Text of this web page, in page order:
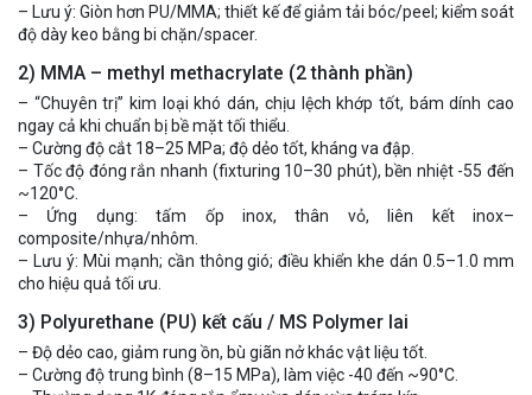
– Lưu ý: Giòn hơn PU/MMA; thiết kế để giảm tải bóc/peel; kiểm soát
độ dày keo bằng bi chặn/spacer.
2) MMA – methyl methacrylate (2 thành phần)
– “Chuyên trị” kim loại khó dán, chịu lệch khớp tốt, bám dính cao
ngay cả khi chuẩn bị bề mặt tối thiểu.
– Cường độ cắt 18–25 MPa; độ dẻo tốt, kháng va đập.
– Tốc độ đóng rắn nhanh (fixturing 10–30 phút), bền nhiệt -55 đến
~120°C.
– Ứng dụng: tấm ốp inox, thân vỏ, liên kết inox–
composite/nhựa/nhôm.
– Lưu ý: Mùi mạnh; cần thông gió; điều khiển khe dán 0.5–1.0 mm
cho hiệu quả tối ưu.
3) Polyurethane (PU) kết cấu / MS Polymer lai
– Độ dẻo cao, giảm rung ồn, bù giãn nở khác vật liệu tốt.
– Cường độ trung bình (8–15 MPa), làm việc -40 đến ~90°C.